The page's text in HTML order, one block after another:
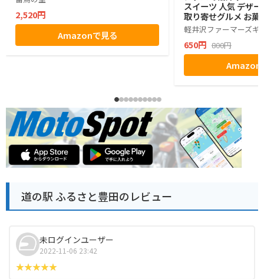
2,520円
Amazonで見る
スイーツ 人気 デザ
取り寄せグルメ お菓
グミ ぶどう シャイ
ゼント ギフト お土
小分け ばらまき バ
生活 ハロウィン 母
お返し かわいい き
マーズギフト
軽井沢ファーマーズギ
650円 800円
Amazon
道の駅 ふるさと豊田のレビュー
未ログインユーザー
2022-11-06 23:42